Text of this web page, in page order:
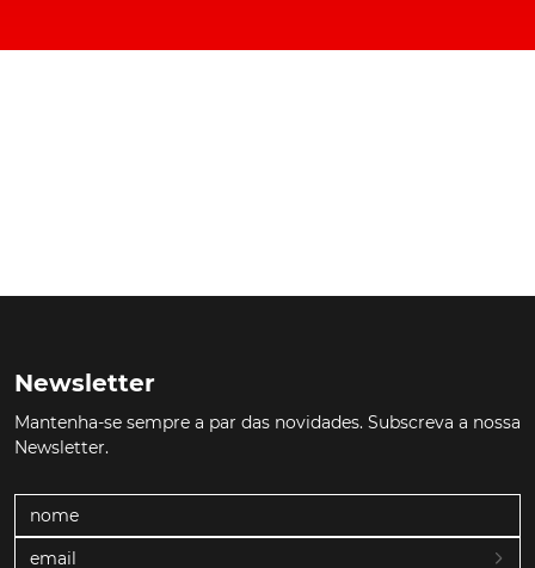
Newsletter
Mantenha-se sempre a par das novidades. Subscreva a nossa
Newsletter.